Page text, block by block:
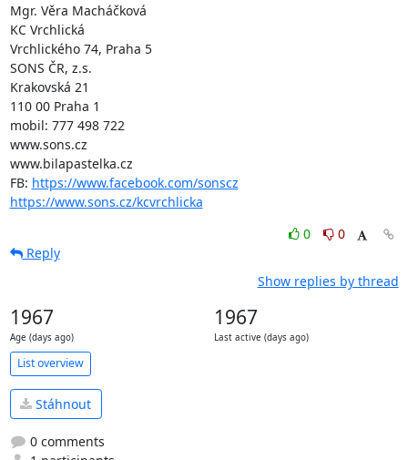
Mgr. Věra Macháčková
KC Vrchlická
Vrchlického 74, Praha 5
SONS ČR, z.s.
Krakovská 21
110 00 Praha 1
mobil: 777 498 722
www.sons.cz
www.bilapastelka.cz
FB: https://www.facebook.com/sonscz
https://www.sons.cz/kcvrchlicka
0
0
Reply
Show replies by thread
1967
Age (days ago)
1967
Last active (days ago)
List overview
Stáhnout
0 comments